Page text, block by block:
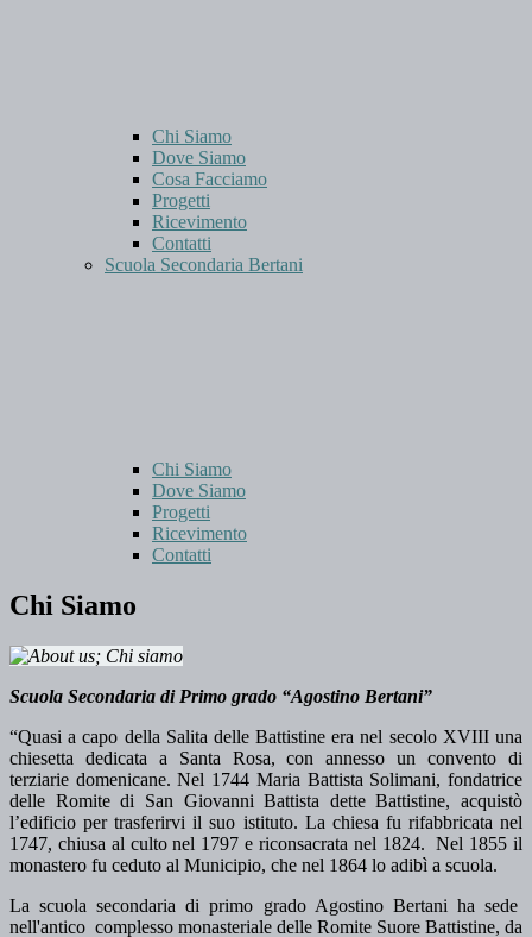
Chi Siamo
Dove Siamo
Cosa Facciamo
Progetti
Ricevimento
Contatti
Scuola Secondaria Bertani
Chi Siamo
Dove Siamo
Progetti
Ricevimento
Contatti
Chi Siamo
Scuola Secondaria di Primo grado “Agostino Bertani”
“Quasi a capo della Salita delle Battistine era nel secolo XVIII una
chiesetta dedicata a Santa Rosa, con annesso un convento di
terziarie domenicane. Nel 1744 Maria Battista Solimani, fondatrice
delle Romite di San Giovanni Battista dette Battistine, acquistò
l’edificio per trasferirvi il suo istituto. La chiesa fu rifabbricata nel
1747, chiusa al culto nel 1797 e riconsacrata nel 1824. Nel 1855 il
monastero fu ceduto al Municipio, che nel 1864 lo adibì a scuola.
La scuola secondaria di primo grado Agostino Bertani ha sede
nell'antico complesso monasteriale delle Romite Suore Battistine, da